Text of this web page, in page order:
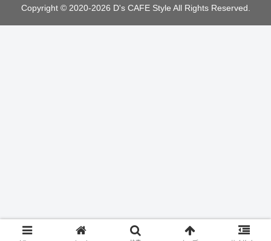
Copyright © 2020-2026 D's CAFE Style All Rights Reserved.